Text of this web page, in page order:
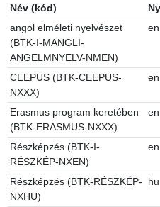
Név (kód)
angol elméleti nyelvészet
(BTK-I-MANGLI-
ANGELMNYELV-NMEN)
en
CEEPUS (BTK-CEEPUS-
NXXX)
en
Erasmus program keretében
(BTK-ERASMUS-NXXX)
en
Részképzés (BTK-I-
RÉSZKÉP-NXEN)
en
Részképzés (BTK-RÉSZKÉP-
NXHU)
hu